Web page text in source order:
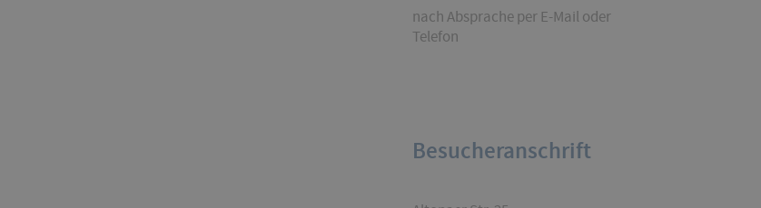
nach Absprache per E-Mail oder
Telefon
Besucheranschrift